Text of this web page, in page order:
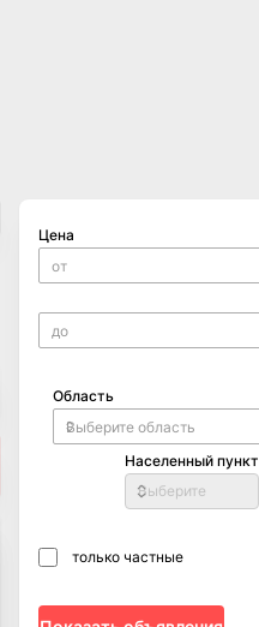
Цена
Область
Населенный пункт
Выберите
только частные